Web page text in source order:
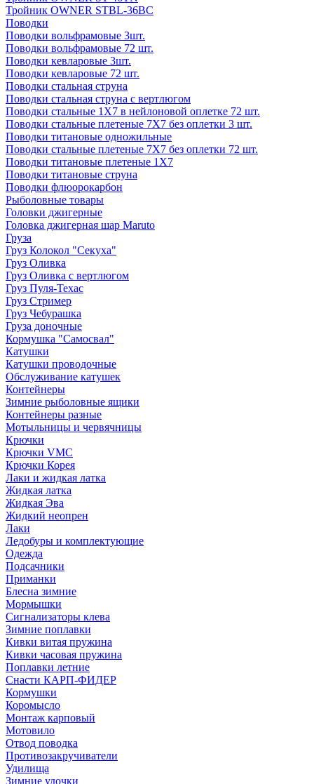
Тройник OWNER STBL-36BC
Поводки
Поводки вольфрамовые 3шт.
Поводки вольфрамовые 72 шт.
Поводки кевларовые 3шт.
Поводки кевларовые 72 шт.
Поводки стальная струна
Поводки стальная струна с вертлюгом
Поводки стальные 1X7 в нейлоновой оплетке 72 шт.
Поводки стальные плетеные 7X7 без оплетки 3 шт.
Поводки титановые одножильные
Поводки стальные плетеные 7X7 без оплетки 72 шт.
Поводки титановые плетеные 1X7
Поводки титановые струна
Поводки флюорокарбон
Рыболовные товары
Головки джигерные
Головка джигерная шар Maruto
Груза
Груз Колокол "Секуха"
Груз Оливка
Груз Оливка с вертлюгом
Груз Пуля-Техас
Груз Стример
Груз Чебурашка
Груза доночные
Кормушка "Самосвал"
Катушки
Катушки проводочные
Обслуживание катушек
Контейнеры
Зимние рыболовные ящики
Контейнеры разные
Мотыльницы и червячницы
Крючки
Крючки VMC
Крючки Корея
Лаки и жидкая латка
Жидкая латка
Жидкая Эва
Жидкий неопрен
Лаки
Ледобуры и комплектующие
Одежда
Подсачники
Приманки
Блесна зимние
Мормышки
Сигнализаторы клева
Зимние поплавки
Кивки витая пружина
Кивки часовая пружина
Поплавки летние
Снасти КАРП-ФИДЕР
Кормушки
Коромысло
Монтаж карповый
Мотовило
Отвод поводка
Противозакручиватели
Удилища
Зимние удочки